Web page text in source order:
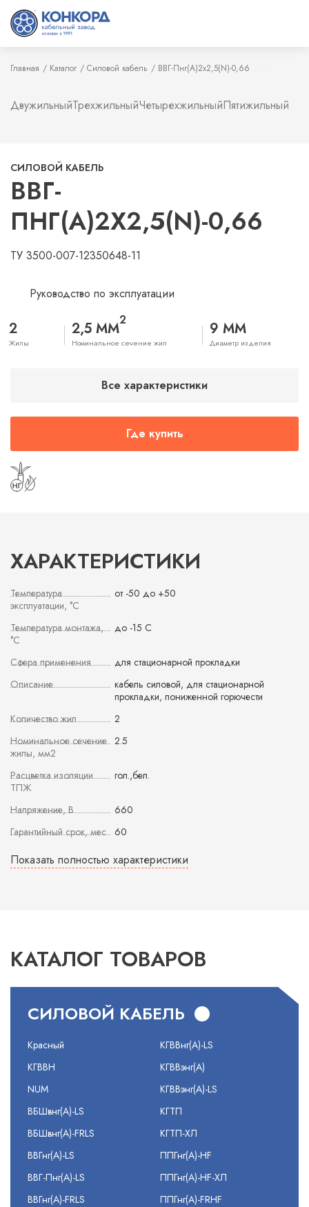
Главная Каталог Силовой кабель ВВГ-Пнг(А)2х2,5(N)-0,66
ДвужильныйТрехжильныйЧетырехжильныйПятижильный
СИЛОВОЙ КАБЕЛЬ
ВВГ-
ПНГ(А)2Х2,5(N)-0,66
ТУ 3500-007-12350648-11
Руководство по эксплуатации
2
Жилы
2,5 ММ2
Номинальное сечение жил
9 ММ
Диаметр изделия
Все характеристики
Где купить
ХАРАКТЕРИСТИКИ
Температура
эксплуатации, °С
от -50 до +50
Температура монтажа,
°С
до -15 С
Сфера применения
для стационарной прокладки
Описание
кабель силовой, для стационарной
прокладки, пониженной горючести
Количество жил
2
Номинальное сечение
жилы, мм2
2.5
Расцветка изоляции
ТПЖ
гол.,бел.
Напряжение, В
660
Гарантийный срок, мес
60
Показать полностью характеристики
КАТАЛОГ ТОВАРОВ
СИЛОВОЙ КАБЕЛЬ
Красный
КГВВН
NUM
ВБШвнг(А)-LS
ВБШвнг(А)-FRLS
ВВГнг(А)-LS
ВВГ-Пнг(А)-LS
ВВГнг(А)-FRLS
КГВВнг(А)-LS
КГВВэнг(А)
КГВВэнг(А)-LS
КГТП
КГТП-ХЛ
ППГнг(А)-HF
ППГнг(А)-HF-ХЛ
ППГнг(А)-FRHF